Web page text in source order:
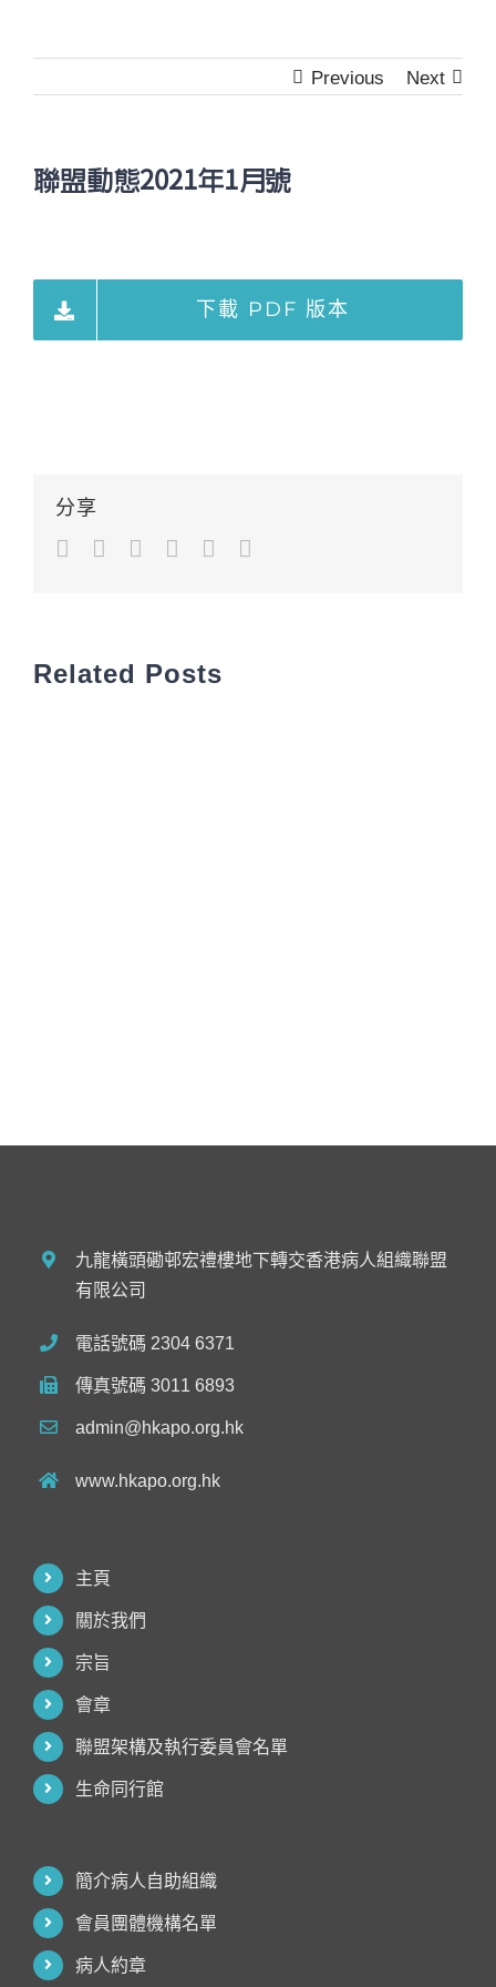
Previous Next
聯盟動態2021年1月號
下載 PDF 版本
分享
FacebookTwitterLinkedInGoogle+Pinterest
Related Posts
九龍橫頭磡邨宏禮樓地下轉交香港病人組織聯盟
有限公司
電話號碼 2304 6371
傳真號碼 3011 6893
admin@hkapo.org.hk
www.hkapo.org.hk
主頁
關於我們
宗旨
會章
聯盟架構及執行委員會名單
生命同行館
簡介病人自助組織
會員團體機構名單
病人約章